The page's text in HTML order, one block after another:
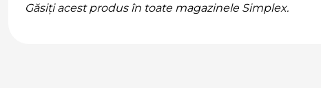
Găsiți acest produs în toate magazinele Simplex.